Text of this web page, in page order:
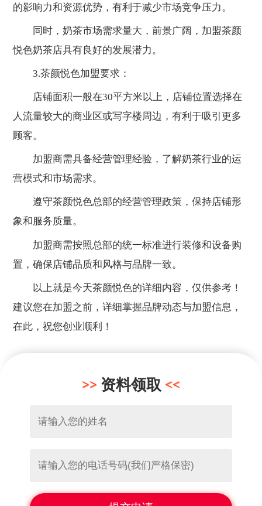
的影响力和资源优势，有利于减少市场竞争压力。
同时，奶茶市场需求量大，前景广阔，加盟茶颜
悦色奶茶店具有良好的发展潜力。
3.茶颜悦色加盟要求：
店铺面积一般在30平方米以上，店铺位置选择在
人流量较大的商业区或写字楼周边，有利于吸引更多
顾客。
加盟商需具备经营管理经验，了解奶茶行业的运
营模式和市场需求。
遵守茶颜悦色总部的经营管理政策，保持店铺形
象和服务质量。
加盟商需按照总部的统一标准进行装修和设备购
置，确保店铺品质和风格与品牌一致。
以上就是今天茶颜悦色的详细内容，仅供参考！
建议您在加盟之前，详细掌握品牌动态与加盟信息，
在此，祝您创业顺利！
资料领取